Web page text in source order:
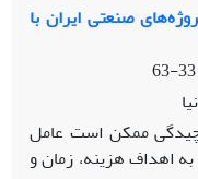
صنعتی ایران با
33-63
ممکن است عامل
اهداف هزینه، زمان و